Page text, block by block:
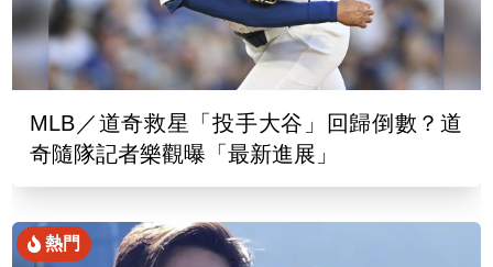
MLB／道奇救星「投手大谷」回歸倒數？道
奇隨隊記者樂觀曝「最新進展」
熱門